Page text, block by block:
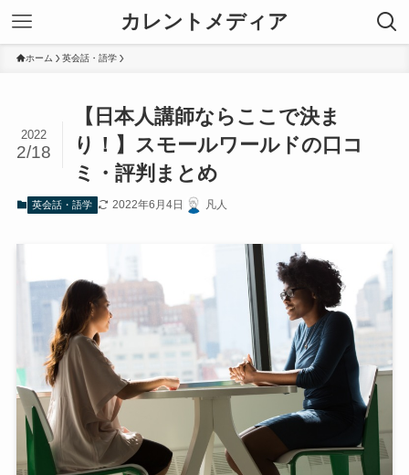
カレントメディア
ホーム 英会話・語学
【日本人講師ならここで決ま
り！】スモールワールドの口コ
ミ・評判まとめ
2022
2/18
英会話・語学 2022年6月4日 凡人